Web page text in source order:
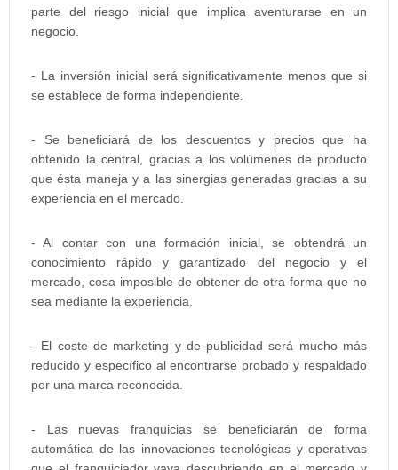
parte del riesgo inicial que implica aventurarse en un
negocio.
- La inversión inicial será significativamente menos que si
se establece de forma independiente.
- Se beneficiará de los descuentos y precios que ha
obtenido la central, gracias a los volúmenes de producto
que ésta maneja y a las sinergias generadas gracias a su
experiencia en el mercado.
- Al contar con una formación inicial, se obtendrá un
conocimiento rápido y garantizado del negocio y el
mercado, cosa imposible de obtener de otra forma que no
sea mediante la experiencia.
- El coste de marketing y de publicidad será mucho más
reducido y específico al encontrarse probado y respaldado
por una marca reconocida.
- Las nuevas franquicias se beneficiarán de forma
automática de las innovaciones tecnológicas y operativas